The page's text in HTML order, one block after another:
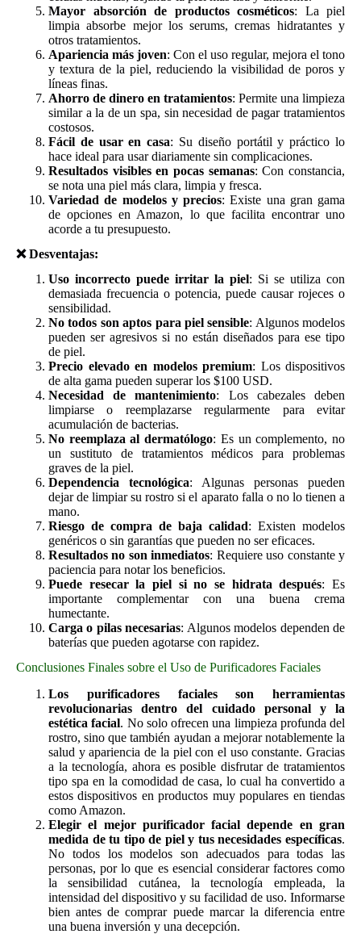
Mayor absorción de productos cosméticos: La piel
limpia absorbe mejor los serums, cremas hidratantes y
otros tratamientos.
Apariencia más joven: Con el uso regular, mejora el tono
y textura de la piel, reduciendo la visibilidad de poros y
líneas finas.
Ahorro de dinero en tratamientos: Permite una limpieza
similar a la de un spa, sin necesidad de pagar tratamientos
costosos.
Fácil de usar en casa: Su diseño portátil y práctico lo
hace ideal para usar diariamente sin complicaciones.
Resultados visibles en pocas semanas: Con constancia,
se nota una piel más clara, limpia y fresca.
Variedad de modelos y precios: Existe una gran gama
de opciones en Amazon, lo que facilita encontrar uno
acorde a tu presupuesto.
❌Desventajas:
Uso incorrecto puede irritar la piel: Si se utiliza con
demasiada frecuencia o potencia, puede causar rojeces o
sensibilidad.
No todos son aptos para piel sensible: Algunos modelos
pueden ser agresivos si no están diseñados para ese tipo
de piel.
Precio elevado en modelos premium: Los dispositivos
de alta gama pueden superar los $100 USD.
Necesidad de mantenimiento: Los cabezales deben
limpiarse o reemplazarse regularmente para evitar
acumulación de bacterias.
No reemplaza al dermatólogo: Es un complemento, no
un sustituto de tratamientos médicos para problemas
graves de la piel.
Dependencia tecnológica: Algunas personas pueden
dejar de limpiar su rostro si el aparato falla o no lo tienen a
mano.
Riesgo de compra de baja calidad: Existen modelos
genéricos o sin garantías que pueden no ser eficaces.
Resultados no son inmediatos: Requiere uso constante y
paciencia para notar los beneficios.
Puede resecar la piel si no se hidrata después: Es
importante complementar con una buena crema
humectante.
Carga o pilas necesarias: Algunos modelos dependen de
baterías que pueden agotarse con rapidez.
Conclusiones Finales sobre el Uso de Purificadores Faciales
Los purificadores faciales son herramientas
revolucionarias dentro del cuidado personal y la
estética facial. No solo ofrecen una limpieza profunda del
rostro, sino que también ayudan a mejorar notablemente la
salud y apariencia de la piel con el uso constante. Gracias
a la tecnología, ahora es posible disfrutar de tratamientos
tipo spa en la comodidad de casa, lo cual ha convertido a
estos dispositivos en productos muy populares en tiendas
como Amazon.
Elegir el mejor purificador facial depende en gran
medida de tu tipo de piel y tus necesidades específicas.
No todos los modelos son adecuados para todas las
personas, por lo que es esencial considerar factores como
la sensibilidad cutánea, la tecnología empleada, la
intensidad del dispositivo y su facilidad de uso. Informarse
bien antes de comprar puede marcar la diferencia entre
una buena inversión y una decepción.